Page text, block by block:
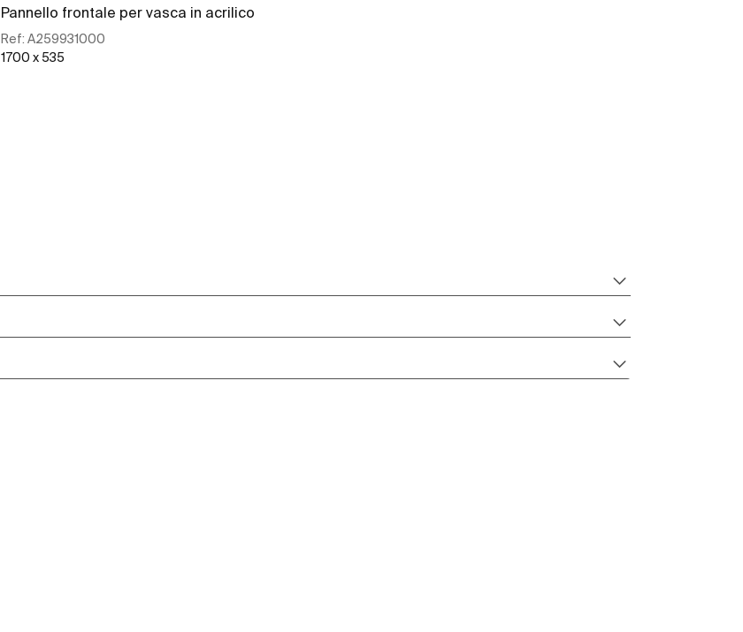
Pannello frontale per vasca in acrilico
Ref:A259931000
1700 x 535